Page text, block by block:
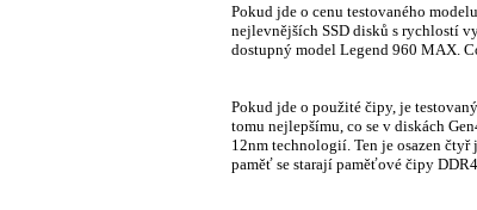
Pokud jde o cenu testovaného
nejlevnějších SSD disků s rychlostí
dostupný model Legend 960 MAX.
Pokud jde o použité čipy, je
tomu nejlepšímu, co se v diskách
12nm technologií. Ten je osazen
paměť se starají paměťové čipy